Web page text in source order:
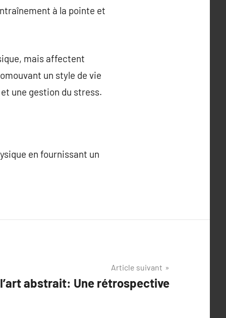
à la pointe et
mais affectent
un style de vie
une gestion du stress.
en fournissant un
Article suivant
abstrait: Une rétrospective